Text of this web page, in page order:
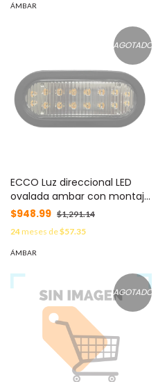
ÁMBAR
AGOTADO
ECCO Luz direccional LED
ovalada ambar con montaje
de ojal de 7.5 pulgadas MOD:
$948.99 $1,291.14
24meses de$57.35
ÁMBAR
AGOTADO